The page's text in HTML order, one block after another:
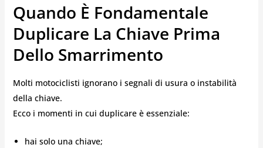
Quando È Fondamentale
Duplicare La Chiave Prima
Dello Smarrimento
Molti motociclisti ignorano i segnali di usura o instabilità
della chiave.
Ecco i momenti in cui duplicare è essenziale:
hai solo una chiave;